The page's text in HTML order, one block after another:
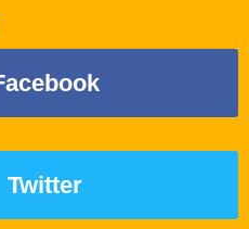
Twitter